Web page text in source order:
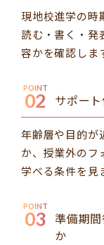
現地校進学の時
読む・書く・発
容かを確認しま
POINT
02 サポー
年齢層や目的が
か、授業外のフ
学べる条件を見
POINT
03 準備期
か